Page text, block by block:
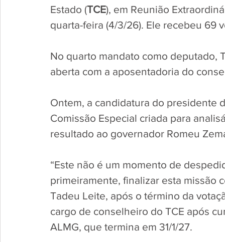
Estado (TCE), em Reunião
quarta-feira (4/3/26). Ele recebeu 69
No quarto mandato como deputado,
aberta com a aposentadoria do
Ontem, a candidatura do presidente
Comissão Especial criada para
resultado ao governador Romeu
“Este não é um momento de
primeiramente, finalizar esta missão
Tadeu Leite, após o término da
cargo de conselheiro do TCE após
ALMG, que termina em 31/1/27.